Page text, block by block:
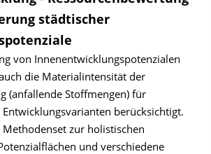
städtischer
von Innenentwicklungspotenzialen
die Materialintensität der
(anfallende Stoffmengen) für
berücksichtigt.
zur holistischen
und verschiedene